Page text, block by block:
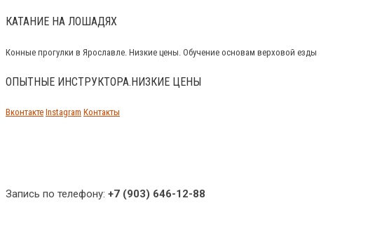
КАТАНИЕ НА ЛОШАДЯХ
Конные прогулки в Ярославле. Низкие цены. Обучение основам верховой езды
ОПЫТНЫЕ ИНСТРУКТОРА.НИЗКИЕ ЦЕНЫ
Вконтакте Instagram Контакты
Запись по телефону: +7 (903) 646-12-88